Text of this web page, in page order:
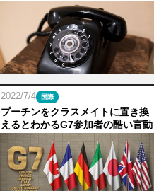
2022/7/4 国際
プーチンをクラスメイトに置き換
えるとわかるG7参加者の酷い言動